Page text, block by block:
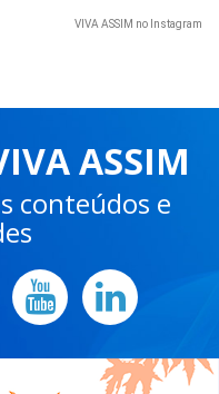
VIVA ASSIM no Instagram
ASSIM
conteúdos e